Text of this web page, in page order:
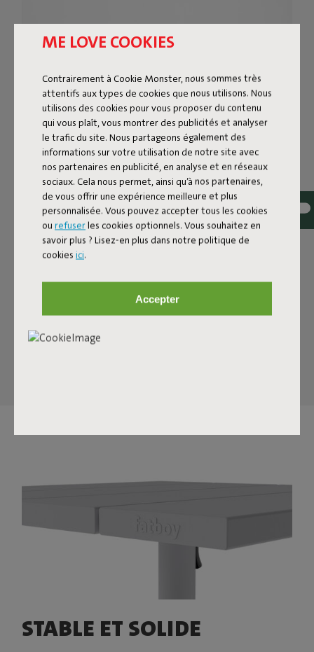
ME LOVE COOKIES
Contrairement à Cookie Monster, nous sommes très
attentifs aux types de cookies que nous utilisons. Nous
utilisons des cookies pour vous proposer du contenu
qui vous plaît, vous montrer des publicités et analyser
le trafic du site. Nous partageons également des
informations sur votre utilisation de notre site avec
nos partenaires en publicité, en analyse et en réseaux
sociaux. Cela nous permet, ainsi qu’à nos partenaires,
de vous offrir une expérience meilleure et plus
personnalisée. Vous pouvez accepter tous les cookies
ou refuserles cookies optionnels. Vous souhaitez en
savoir plus ? Lisez-en plus dans notre politique de
cookies ici.
Accepter
FRED'S SQUARE BISTREAU
Fred’s Square Bistreau de Fatboy associe convivialité et
fonctionnalité. Avec son plateau robuste en lattes
d’aluminium et son pied solide, cette table bistro n’est
pour durer des années. Le design carré offre un espace
confortable pour deux à quatre personnes, parfait pour
des collations ou des boissons. Même les plus petits
balcons ou terrasses accueilleront parfaitement Fred’s
Square Bistreau.
STABLE ET SOLIDE